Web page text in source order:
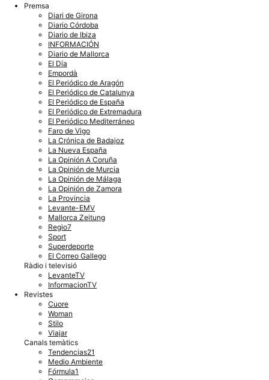
Premsa
Diari de Girona
Diario Córdoba
Diario de Ibiza
INFORMACIÓN
Diario de Mallorca
El Día
Empordà
El Periódico de Aragón
El Periódico de Catalunya
El Periódico de España
El Periódico de Extremadura
El Periódico Mediterráneo
Faro de Vigo
La Crónica de Badajoz
La Nueva España
La Opinión A Coruña
La Opinión de Murcia
La Opinión de Málaga
La Opinión de Zamora
La Provincia
Levante-EMV
Mallorca Zeitung
Regio7
Sport
Superdeporte
El Correo Gallego
Ràdio i televisió
LevanteTV
InformacionTV
Revistes
Cuore
Woman
Stilo
Viajar
Canals temàtics
Tendencias21
Medio Ambiente
Fórmula1